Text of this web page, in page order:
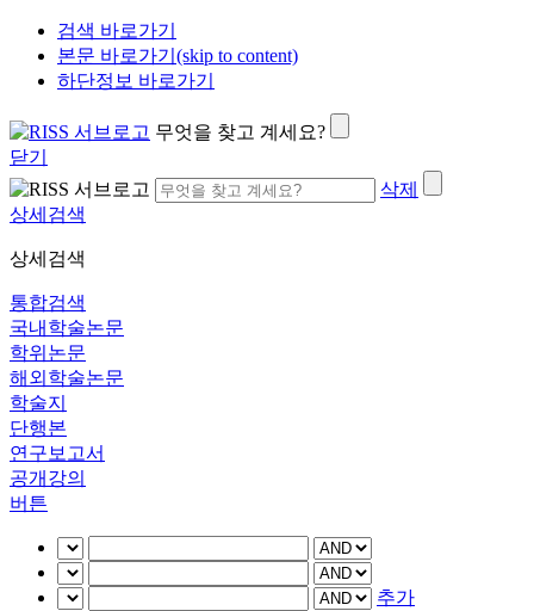
검색 바로가기
본문 바로가기(skip to content)
하단정보 바로가기
무엇을 찾고 계세요?
닫기
삭제
상세검색
상세검색
통합검색
국내학술논문
학위논문
해외학술논문
학술지
단행본
연구보고서
공개강의
버튼
추가